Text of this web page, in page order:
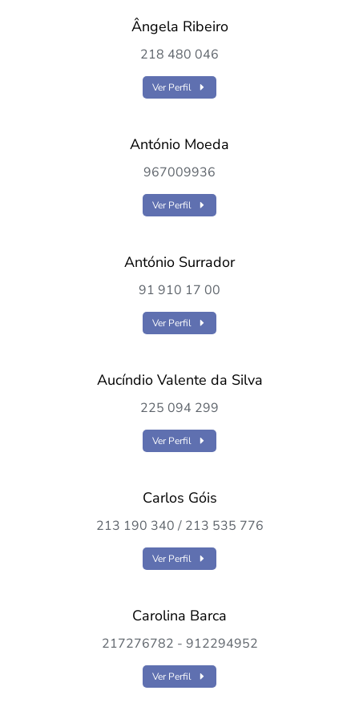
Ângela Ribeiro
218 480 046
Ver Perfil
António Moeda
967009936
Ver Perfil
António Surrador
91 910 17 00
Ver Perfil
Aucíndio Valente da Silva
225 094 299
Ver Perfil
Carlos Góis
213 190 340 / 213 535 776
Ver Perfil
Carolina Barca
217276782 - 912294952
Ver Perfil